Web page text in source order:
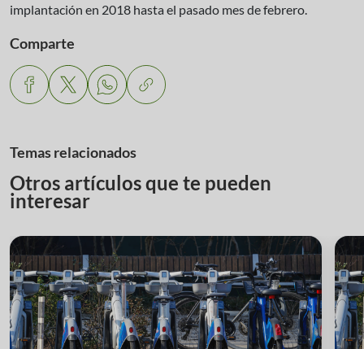
implantación en 2018 hasta el pasado mes de febrero.
Comparte
Temas relacionados
Otros artículos que te pueden
interesar